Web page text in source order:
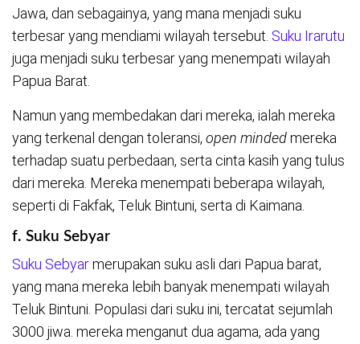
Jawa, dan sebagainya, yang mana menjadi suku
terbesar yang mendiami wilayah tersebut. Suku Irarutu
juga menjadi suku terbesar yang menempati wilayah
Papua Barat.
Namun yang membedakan dari mereka, ialah mereka
yang terkenal dengan toleransi, open mindedmereka
terhadap suatu perbedaan, serta cinta kasih yang tulus
dari mereka. Mereka menempati beberapa wilayah,
seperti di Fakfak, Teluk Bintuni, serta di Kaimana.
f. Suku Sebyar
Suku Sebyarmerupakan suku asli dari Papua barat,
yang mana mereka lebih banyak menempati wilayah
Teluk Bintuni. Populasi dari suku ini, tercatat sejumlah
3000 jiwa. mereka menganut dua agama, ada yang